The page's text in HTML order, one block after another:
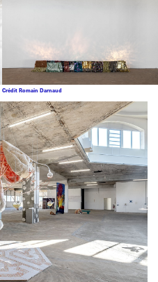
Crédit Romain Darnaud